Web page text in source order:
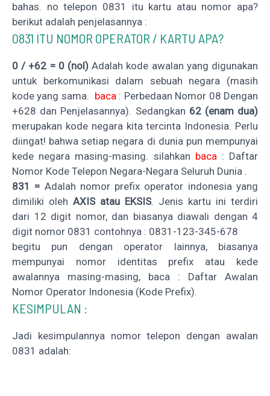
bahas. no telepon 0831 itu kartu atau nomor apa?
berikut adalah penjelasannya :
0831 ITU NOMOR OPERATOR / KARTU APA?
0 / +62 = 0 (nol) Adalah kode awalan yang digunakan
untuk berkomunikasi dalam sebuah negara (masih
kode yang sama. baca: Perbedaan Nomor 08 Dengan
+628 dan Penjelasannya). Sedangkan 62 (enam dua)
merupakan kode negara kita tercinta Indonesia. Perlu
diingat! bahwa setiap negara di dunia pun mempunyai
kede negara masing-masing. silahkan baca: Daftar
Nomor Kode Telepon Negara-Negara Seluruh Dunia .
831 = Adalah nomor prefix operator indonesia yang
dimiliki oleh AXIS atau EKSIS. Jenis kartu ini terdiri
dari 12 digit nomor, dan biasanya diawali dengan 4
digit nomor 0831 contohnya : 0831-123-345-678
begitu pun dengan operator lainnya, biasanya
mempunyai nomor identitas prefix atau kede
awalannya masing-masing, baca : Daftar Awalan
Nomor Operator Indonesia (Kode Prefix).
KESIMPULAN :
Jadi kesimpulannya nomor telepon dengan awalan
0831 adalah: